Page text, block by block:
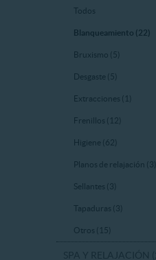
Todos
Blanqueamiento (22)
Bruxismo (5)
Desgaste (5)
Extracciones (1)
Frenillos (12)
Higiene (62)
Planos de relajación (3)
Sellantes (3)
Tapaduras (3)
Otros (15)